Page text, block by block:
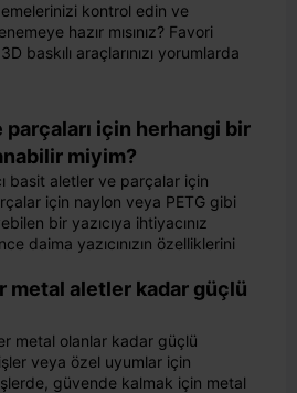
kontrol edin ve
hazır mısınız? Favori
baskılı araçlarınızı yorumlarda
için herhangi bir
miyim?
basit aletler ve parçalar için
için naylon veya PETG gibi
bir yazıcıya ihtiyacınız
daima yazıcınızın özelliklerini
metal aletler kadar güçlü
metal olanlar kadar güçlü
veya özel uyumlar için
güvende kalmak için metal